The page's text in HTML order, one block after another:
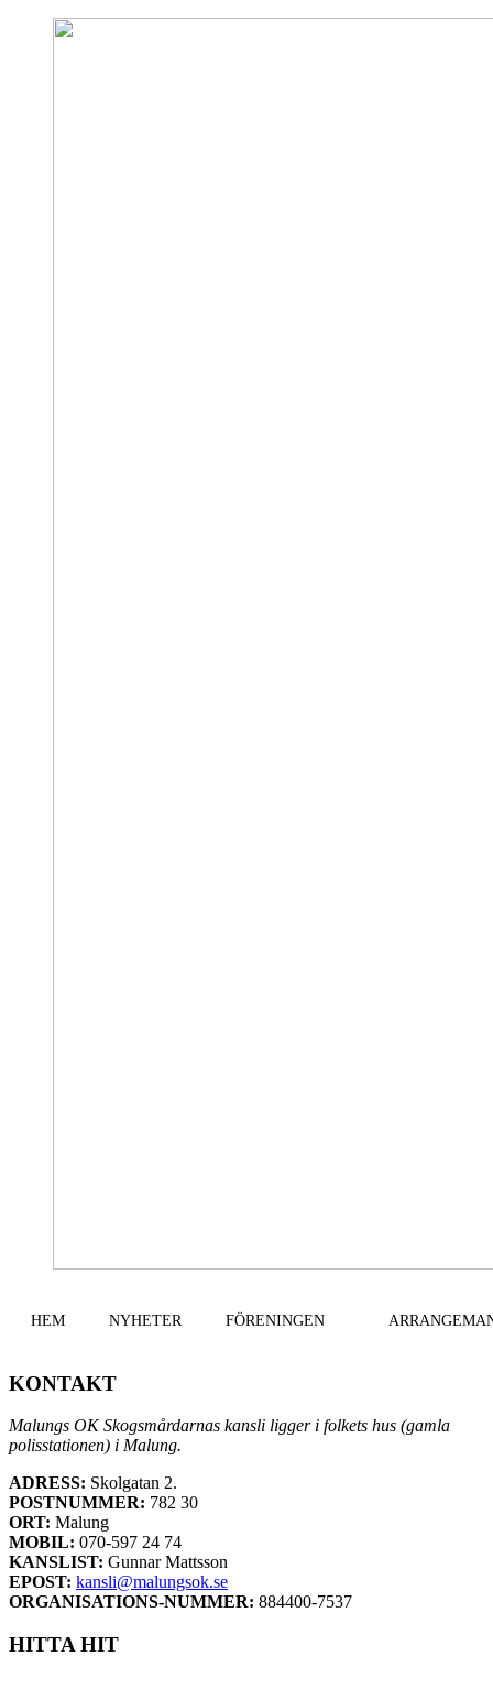
HEM NYHETER FÖRENINGEN
KONTAKT
Malungs OK Skogsmårdarnas kansli ligger i folkets hus (gamla
polisstationen) i Malung.
ADRESS: Skolgatan 2.
POSTNUMMER: 782 30
ORT: Malung
MOBIL: 070-597 24 74
KANSLIST: Gunnar Mattsson
EPOST: kansli@malungsok.se
ORGANISATIONS-NUMMER: 884400-7537
HITTA HIT